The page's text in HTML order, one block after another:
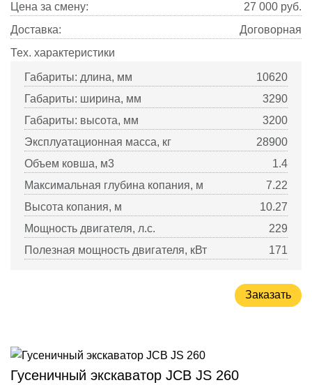
Цена за смену: 27 000 руб.
Доставка:
Договорная
Тех. характеристики
Габариты: длина, мм
10620
Габариты: ширина, мм
3290
Габариты: высота, мм
3200
Эксплуатационная масса, кг
28900
Объем ковша, м3
1.4
Максимальная глубина копания, м
7.22
Высота копания, м
10.27
Мощность двигателя, л.с.
229
Полезная мощность двигателя, кВт
171
Заказать
Гусеничный экскаватор JCB JS 260